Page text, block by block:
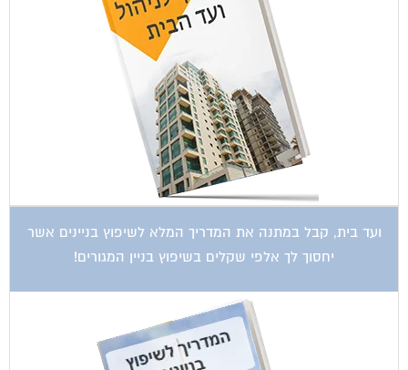
ועד בית, קבל במתנה את המדריך המלא לשיפוץ בניינים אשר
יחסוך לך אלפי שקלים בשיפוץ בניין המגורים!